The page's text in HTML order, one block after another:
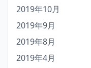
2019年10月
2019年9月
2019年8月
2019年4月